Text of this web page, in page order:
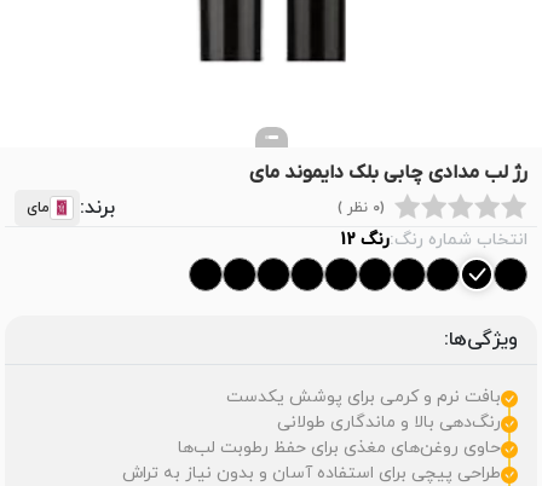
رژ لب مدادی چابی بلک دایموند مای
(0 نظر ) برند: مای
انتخاب شماره رنگ:رنگ 12
ویژگی‌ها:
بافت نرم و کرمی برای پوشش یکدست
رنگ‌دهی بالا و ماندگاری طولانی
حاوی روغن‌های مغذی برای حفظ رطوبت لب‌ها
طراحی پیچی برای استفاده آسان و بدون نیاز به تراش